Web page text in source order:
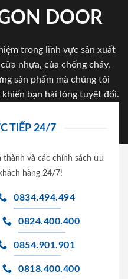
DOOR
trong lĩnh vực sản xuất
nhựa, của chống cháy,
sản phẩm mà chúng tôi
bạn hài lòng tuyệt đối.
TIẾP 24/7
và các chính sách ưu
hàng 24/7!
0834.494.494
0824.400.400
0854.901.901
0818.400.400